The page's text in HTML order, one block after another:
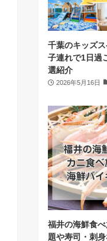
千葉のキッズ
子連れで1日過
選紹介
2026年5月16日
福井の海鮮食
題や寿司・刺